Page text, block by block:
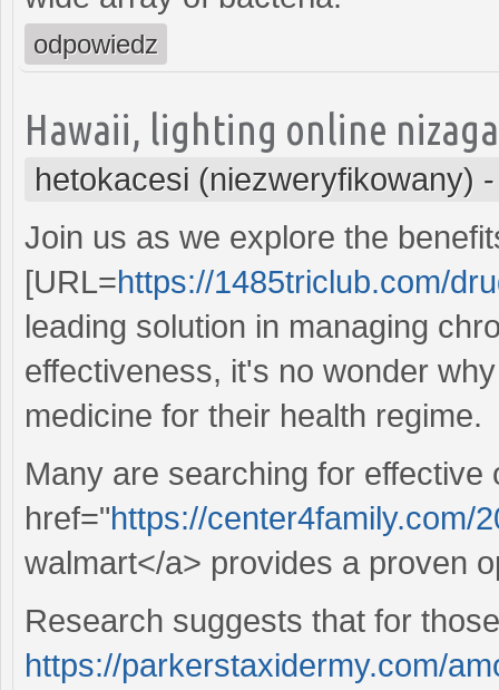
odpowiedz
Hawaii, lighting online
hetokacesi (niezweryfikowany)
Join us as we explore the
[URL=https://1485triclub.com/
leading solution in managing
effectiveness, it's no wonder
medicine for their health regime.
Many are searching for effective
href="https://center4family.com/
walmart</a> provides a proven
Research suggests that for
https://parkerstaxidermy.com/